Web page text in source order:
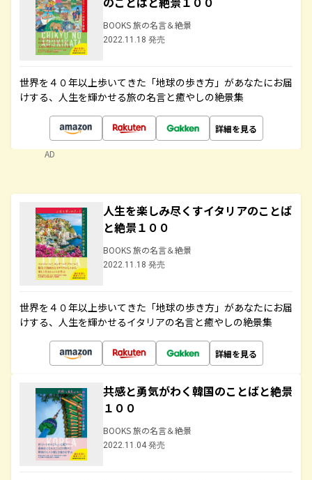
BOOKS 旅の名言＆絶景
2022.11.18 発売
世界を４０年以上歩いてきた「地球の歩き方」があなたにお届
けする、人生を輝かせる旅の名言と癒やしの絶景集
詳細を見る
AD
人生を楽しみ尽くすイタリアのことば
と絶景１００
BOOKS 旅の名言＆絶景
2022.11.18 発売
世界を４０年以上歩いてきた「地球の歩き方」があなたにお届
けする、人生を輝かせるイタリアの名言と癒やしの絶景集
詳細を見る
共感と勇気がわく韓国のことばと絶景
１００
BOOKS 旅の名言＆絶景
2022.11.04 発売